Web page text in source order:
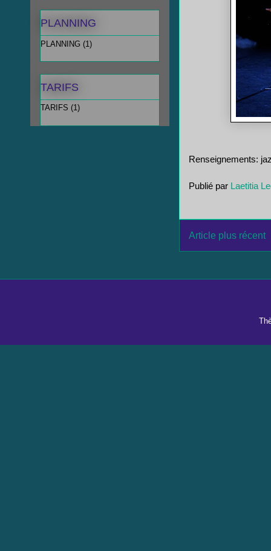
Renseignements:
Publié par Laetitia
Article plus récent
PLANNING
PLANNING (1)
TARIFS
TARIFS (1)